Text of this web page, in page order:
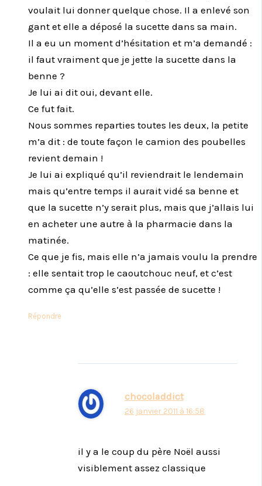
voulait lui donner quelque chose. Il a enlevé son
gant et elle a déposé la sucette dans sa main.
Il a eu un moment d’hésitation et m’a demandé :
il faut vraiment que je jette la sucette dans la
benne ?
Je lui ai dit oui, devant elle.
Ce fut fait.
Nous sommes reparties toutes les deux, la petite
m’a dit : de toute façon le camion des poubelles
revient demain !
Je lui ai expliqué qu’il reviendrait le lendemain
mais qu’entre temps il aurait vidé sa benne et
que la sucette n’y serait plus, mais que j’allais lui
en acheter une autre à la pharmacie dans la
matinée.
Ce que je fis, mais elle n’a jamais voulu la prendre
: elle sentait trop le caoutchouc neuf, et c’est
comme ça qu’elle s’est passée de sucette !
Répondre
chocoladdict
26 janvier 2011 à 16:58
il y a le coup du père Noël aussi
visiblement assez classique